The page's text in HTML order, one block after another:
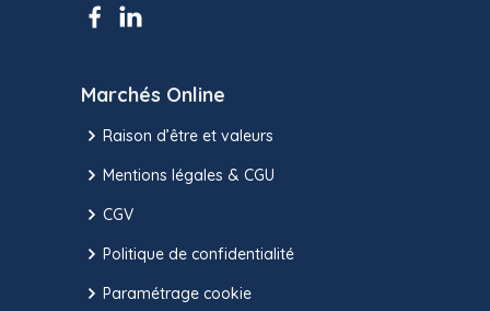
Marchés Online
Raison d’être et valeurs
Mentions légales & CGU
CGV
Politique de confidentialité
Paramétrage cookie